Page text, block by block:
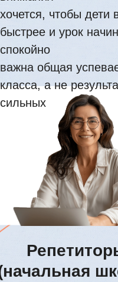
чтение, письмо,
и хотите применять
Педагоги
доп.занятий и
занятий
если у вас:
разная и дети включаются
с разной скоростью
быстро собрать внимание